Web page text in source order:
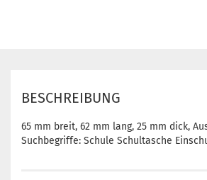
BESCHREIBUNG
65 mm breit, 62 mm lang, 25 mm dick,
Suchbegriffe: Schule Schultasche